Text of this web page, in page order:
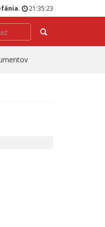
. 21:35:23
Hľadať